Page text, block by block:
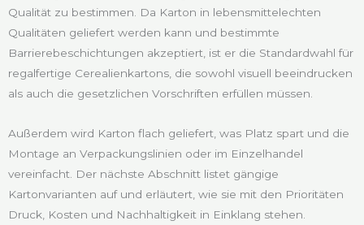
Qualität zu bestimmen. Da Karton in lebensmittelechten
Qualitäten geliefert werden kann und bestimmte
Barrierebeschichtungen akzeptiert, ist er die Standardwahl für
regalfertige Cerealienkartons, die sowohl visuell beeindrucken
als auch die gesetzlichen Vorschriften erfüllen müssen.
Außerdem wird Karton flach geliefert, was Platz spart und die
Montage an Verpackungslinien oder im Einzelhandel
vereinfacht. Der nächste Abschnitt listet gängige
Kartonvarianten auf und erläutert, wie sie mit den Prioritäten
Druck, Kosten und Nachhaltigkeit in Einklang stehen.